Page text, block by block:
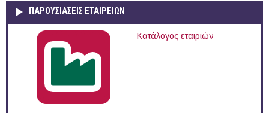
ΠΑΡΟΥΣΙΆΣΕΙΣ ΕΤΑΙΡΕΙΏΝ
Κατάλογος εταιριών